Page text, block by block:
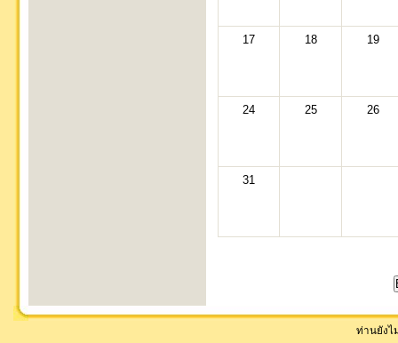
17 18 19
24 25 26
31
ท่านยังไ